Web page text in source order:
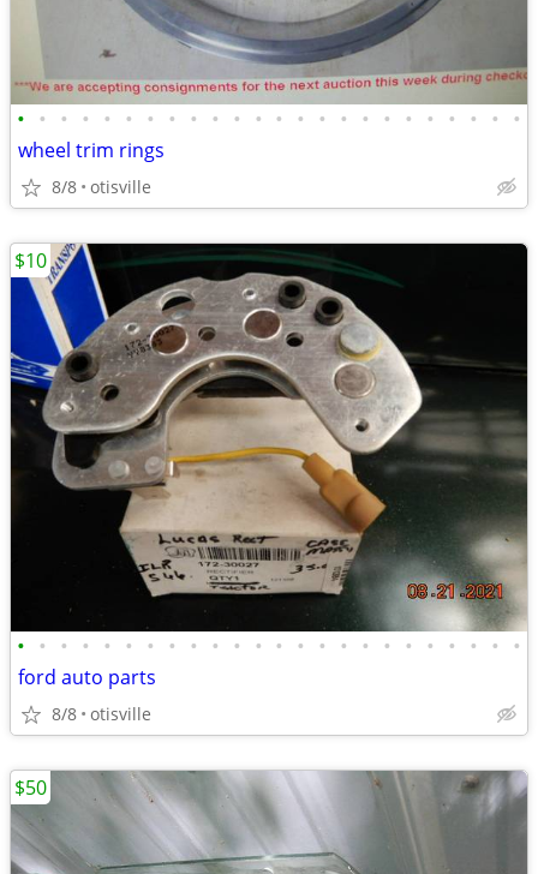
• • • • • • • • • • • • • • • • • • • • • • • •
wheel trim rings
8/8 otisville
• • • • • • • • • • • • • • • • • • • • • • • •
ford auto parts
8/8 otisville
$10
$50